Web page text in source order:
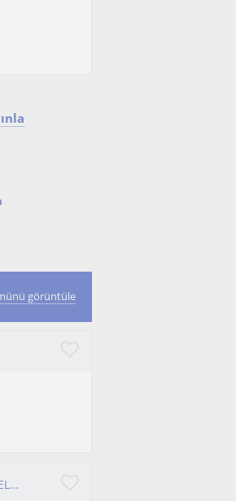
görüntüle
Senior Exam Specialist | SAT, AP & TOEFL/IELTS Prep | 18+ Yrs Exp & CELTA